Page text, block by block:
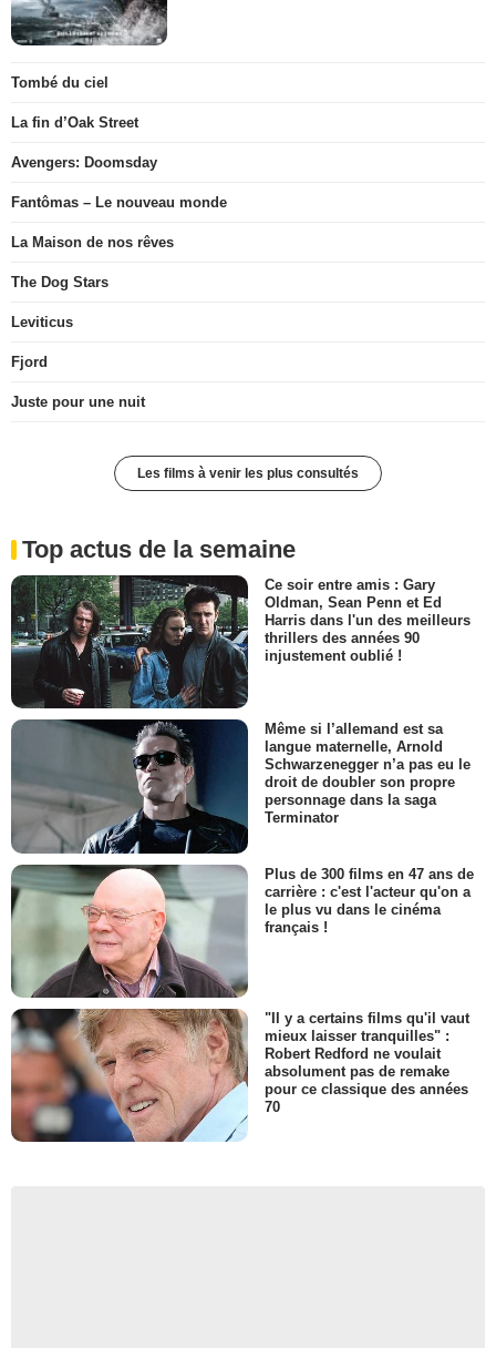
Tombé du ciel
La fin d’Oak Street
Avengers: Doomsday
Fantômas – Le nouveau monde
La Maison de nos rêves
The Dog Stars
Leviticus
Fjord
Juste pour une nuit
Les films à venir les plus consultés
Top actus de la semaine
Ce soir entre amis : Gary
Oldman, Sean Penn et Ed
Harris dans l'un des meilleurs
thrillers des années 90
injustement oublié !
Même si l’allemand est sa
langue maternelle, Arnold
Schwarzenegger n’a pas eu le
droit de doubler son propre
personnage dans la saga
Terminator
Plus de 300 films en 47 ans de
carrière : c'est l'acteur qu'on a
le plus vu dans le cinéma
français !
"Il y a certains films qu'il vaut
mieux laisser tranquilles" :
Robert Redford ne voulait
absolument pas de remake
pour ce classique des années
70